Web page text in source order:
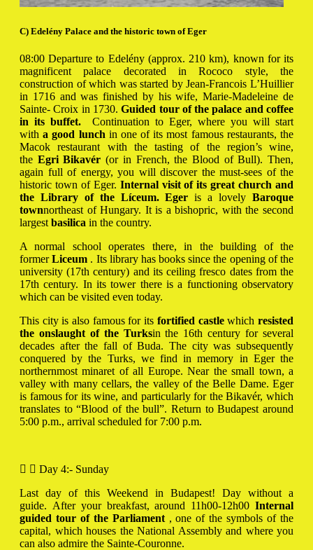
C) Edelény Palace and the historic town of Eger
08:00 Departure to Edelény (approx. 210 km), known for its
magnificent palace decorated in Rococo style, the
construction of which was started by Jean-Francois L’Huillier
in 1716 and was finished by his wife, Marie-Madeleine de
Sainte- Croix in 1730.Guided tour of the palace and coffee
in its buffet. Continuation to Eger, where you will start
witha good lunch in one of its most famous restaurants, the
Macok restaurant with the tasting of the region’s wine,
the Egri Bikavér (or in French, the Blood of Bull). Then,
again full of energy, you will discover the must-sees of the
historic town of Eger. Internal visit of its great church and
the Library of the Líceum. Eger is a lovelyBaroque
townnortheast of Hungary. It is a bishopric, with the second
largest basilica in the country.
A normal school operates there, in the building of the
formerLiceum . Its library has books since the opening of the
university (17th century) and its ceiling fresco dates from the
17th century. In its tower there is a functioning observatory
which can be visited even today.
This city is also famous for its fortified castlewhichresisted
the onslaught of the Turksin the 16th century for several
decades after the fall of Buda. The city was subsequently
conquered by the Turks, we find in memory in Eger the
northernmost minaret of all Europe. Near the small town, a
valley with many cellars, the valley of the Belle Dame. Eger
is famous for its wine, and particularly for the Bikavér, which
translates to “Blood of the bull”. Return to Budapest around
5:00 p.m., arrival scheduled for 7:00 p.m.
Day 4:- Sunday
Last day of this Weekend in Budapest! Day without a
guide. After your breakfast, around 11h00-12h00 Internal
guided tour of the Parliament, one of the symbols of the
capital, which houses the National Assembly and where you
can also admire the Sainte-Couronne.